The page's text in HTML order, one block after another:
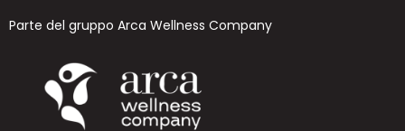
Parte del gruppo Arca Wellness Company